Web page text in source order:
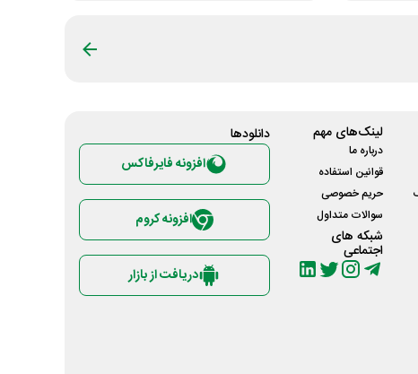
لینک‌های مهم
درباره ما
قوانین استفاده
حریم خصوصی
سوالات متداول
شبکه های
اجتماعی
دانلود‌ها
افزونه فایرفاکس
افزونه کروم
دریافت از بازار